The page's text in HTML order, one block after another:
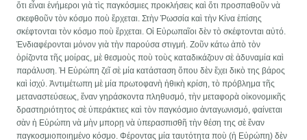
ὅτι εἶναι ἐνήμεροι γιὰ τὶς παγκόσμιες προκλήσεις καὶ ὅτι προσπαθοῦν νὰ
σκεφθοῦν τὸν κόσμο ποὺ ἔρχεται. Στὴν Ῥωσσία καὶ τὴν Κίνα ἐπίσης
σκέφτονται τὸν κόσμο ποὺ ἔρχεται. Οἱ Εὐρωπαῖοι δὲν τὸ σκέφτονται αὐτό.
Ἐνδιαφέρονται μόνον γιὰ τὴν παρούσα στιγμή. Ζοῦν κάτω ἀπὸ τὸν
ὁρίζοντα τῆς μοίρας, μὲ θεσμοὺς ποὺ τοὺς καταδικάζουν σὲ ἀδυναμία καὶ
παράλυση. Ἡ Εὐρώπη ζεῖ σὲ μία κατάσταση ὅπου δὲν ἔχει δικὸ της βάρος
καὶ ἰσχύ. Ἀντιμέτωπη μὲ μία πρωτοφανὴ ἠθικὴ κρίση, τὸ πρόβλημα τῆς
μεταναστεύσεως, ἕναν γηράσκοντα πληθυσμό, τὴν μεταφορὰ οἰκονομικῆς
δραστηριότητος σὲ ὑπεράκτιες καὶ τὸν παγκόσμιο ἀνταγωνισμό, φαίνεται
σὰν ἡ Εὐρώπη νὰ μὴν μπορῃ νὰ ὑπερασπισθῆ τὴν θέση της σὲ ἕναν
παγκοσμιοποιημένο κόσμο. Φέροντας μία ταυτότητα ποὺ (ἡ Εὐρώπη) δὲν